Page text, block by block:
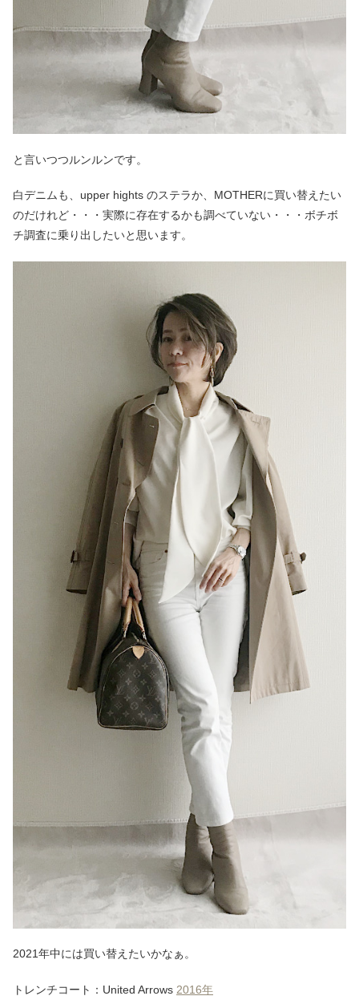
と言いつつルンルンです。
白デニムも、upper hights のステラか、MOTHERに買い替えたい
のだけれど・・・実際に存在するかも調べていない・・・ボチボ
チ調査に乗り出したいと思います。
2021年中には買い替えたいかなぁ。
トレンチコート：United Arrows 2016年